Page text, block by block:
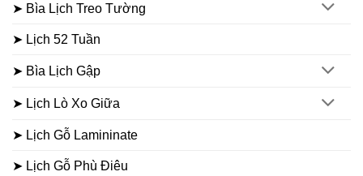
➤ Bìa Lịch Treo Tường
➤ Lịch 52 Tuần
➤ Bìa Lịch Gập
➤ Lịch Lò Xo Giữa
➤ Lịch Gỗ Lamininate
➤ Lịch Gỗ Phù Điêu